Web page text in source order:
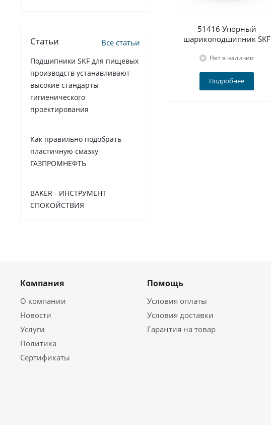
51416 Упорный
шарикоподшипник SKF
Нет в наличии
Подробнее
Статьи Все статьи
Подшипники SKF для пищевых
производств устанавливают
высокие стандарты
гигиенического
проектирования
Как правильно подобрать
пластичную смазку
ГАЗПРОМНЕФТЬ
BAKER - ИНСТРУМЕНТ
СПОКОЙСТВИЯ
Компания
О компании
Новости
Услуги
Политика
Сертификаты
Помощь
Условия оплаты
Условия доставки
Гарантия на товар